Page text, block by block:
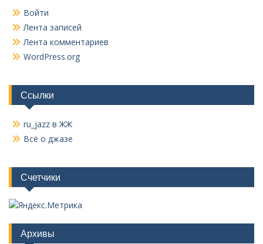
Войти
Лента записей
Лента комментариев
WordPress.org
Ссылки
ru_jazz в ЖЖ
Всё о джазе
Счетчики
Архивы